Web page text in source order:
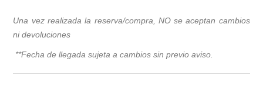
Una vez realizada la reserva/compra, NO se aceptan cambios
ni devoluciones
**Fecha de llegada sujeta a cambios sin previo aviso.